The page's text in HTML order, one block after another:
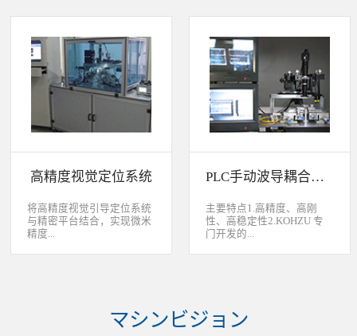
少了人力成本，大幅度的提
高了生产力，为客户创造了
显著的经济效益和社会效
益。应用机器视觉引导机器
人是一种实现柔性制造的技
术，使生产线很容易适应产
品的变化、不同的位置及方
向，定位取放的零件或指导
系统还能在处理或组装产品
量，识别。视觉向导机器人
度固定设备；2、无需工具
转换即能处理多种类型的工
件；3、防止意外的机器人
括：1、自动堆垛和卸垛；
高精度视觉定位系统
将高精度视觉引导定位系统
与精密平台结合，实现微米
精度...
动定位和对准应用等。
PLC手动波导耦合系统
主要特点1.高精度、高刚
性、高稳定性2.KOHZU 专
门开发的...
部分机构本地化生产满足系
统性能同时，也节约成本5.
マシンビジョン